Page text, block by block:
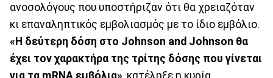
ανοσολόγους που υποστήριζαν ότι θα χρειαζόταν
κι επαναληπτικός εμβολιασμός με το ίδιο εμβόλιο.
«Η δεύτερη δόση στο Johnson and Johnson θα
έχει τον χαρακτήρα της τρίτης δόσης που γίνεται
για τα mRNA εμβόλια», κατέληξε η κυρία